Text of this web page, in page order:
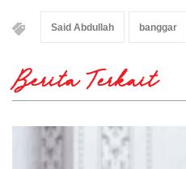
Said Abdullah banggar
Berita Terkait